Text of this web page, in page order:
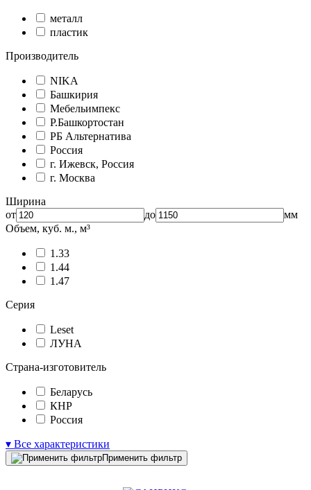
металл
пластик
Производитель
NIKA
Башкирия
Мебельимпекс
Р.Башкортостан
РБ Альтернатива
Россия
г. Ижевск, Россия
г. Москва
Ширина
от
до
мм
Объем, куб. м., м³
1.33
1.44
1.47
Серия
Leset
ЛУНА
Страна-изготовитель
Беларусь
КНР
Россия
▾ Все характеристики
Применить фильтр